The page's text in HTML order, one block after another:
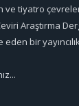
ve tiyatro
Araştırma
bir